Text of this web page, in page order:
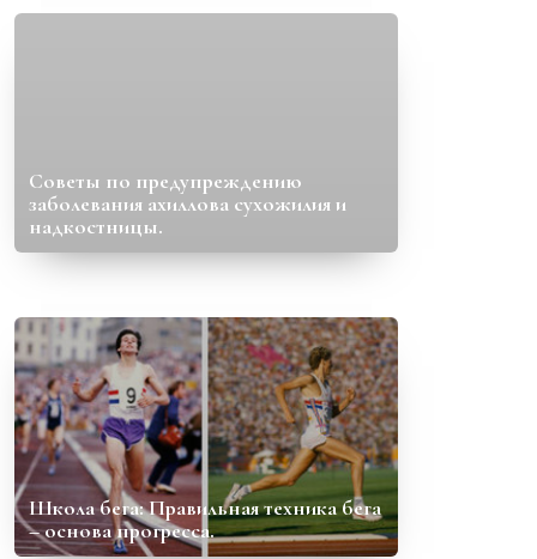
Советы по предупреждению
заболевания ахиллова сухожилия и
надкостницы.
Школа бега: Правильная техника бега
– основа прогресса.